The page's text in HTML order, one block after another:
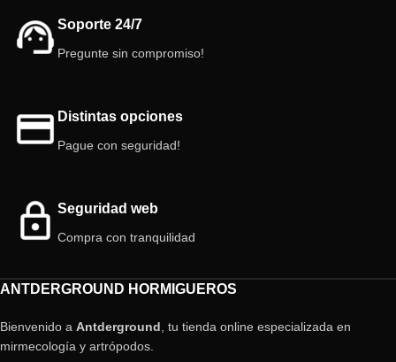
Soporte 24/7
Pregunte sin compromiso!
Distintas opciones
Pague con seguridad!
Seguridad web
Compra con tranquilidad
ANTDERGROUND HORMIGUEROS
Bienvenido a Antderground , tu tienda online especializada en
mirmecología y artrópodos.